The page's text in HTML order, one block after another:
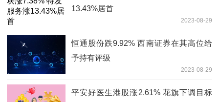
13.43%居首
2023-08-29
恒通股份跌9.92% 西南证券在其高位给
予持有评级
2023-08-29
平安好医生港股涨2.61% 花旗下调目标